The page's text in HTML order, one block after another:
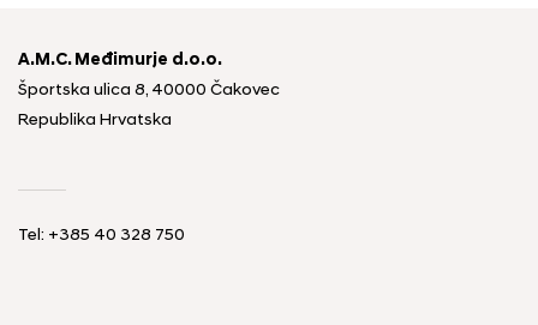
A.M.C. Međimurje d.o.o.
Športska ulica 8, 40000 Čakovec
Republika Hrvatska
Tel: +385 40 328 750